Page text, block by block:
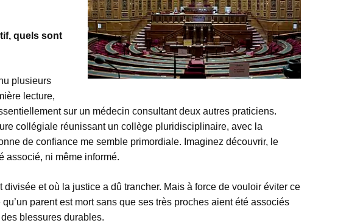
quels sont
plusieurs
lecture,
sur un médecin consultant deux autres praticiens.
collégiale réunissant un collège pluridisciplinaire, avec la
de confiance me semble primordiale. Imaginez découvrir, le
associé, ni même informé.
et où la justice a dû trancher. Mais à force de vouloir éviter ce
parent est mort sans que ses très proches aient été associés
blessures durables.